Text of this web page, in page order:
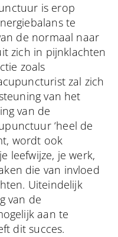
is erop
te
de normaal naar
zich in pijnklachten
zoals
zal zich
van het
van de
‘heel de
wordt ook
leefwijze, je werk,
die van invloed
Uiteindelijk
van de
aan te
dit succes.